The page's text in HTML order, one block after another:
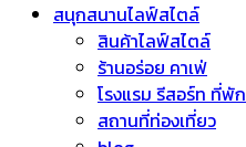
สนุกสนานไลฟ์สไตล์
สินค้าไลฟ์สไตล์
ร้านอร่อย คาเฟ่
โรงแรม รีสอร์ท ที่พัก
สถานที่ท่องเที่ยว